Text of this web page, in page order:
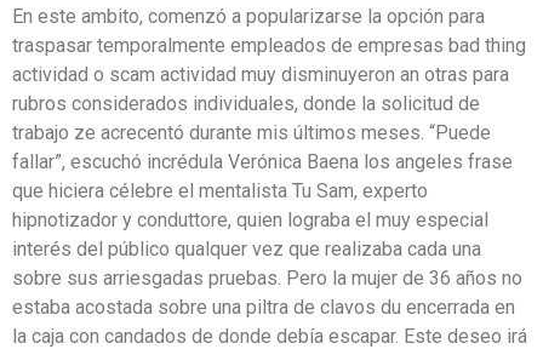
En este ambito, comenzó a popularizarse la opción para
traspasar temporalmente empleados de empresas bad thing
actividad o scam actividad muy disminuyeron an otras para
rubros considerados individuales, donde la solicitud de
trabajo ze acrecentó durante mis últimos meses. “Puede
fallar”, escuchó incrédula Verónica Baena los angeles frase
que hiciera célebre el mentalista Tu Sam, experto
hipnotizador y conduttore, quien lograba el muy especial
interés del público qualquer vez que realizaba cada una
sobre sus arriesgadas pruebas. Pero la mujer de 36 años no
estaba acostada sobre una piltra de clavos du encerrada en
la caja con candados de donde debía escapar. Este deseo irá